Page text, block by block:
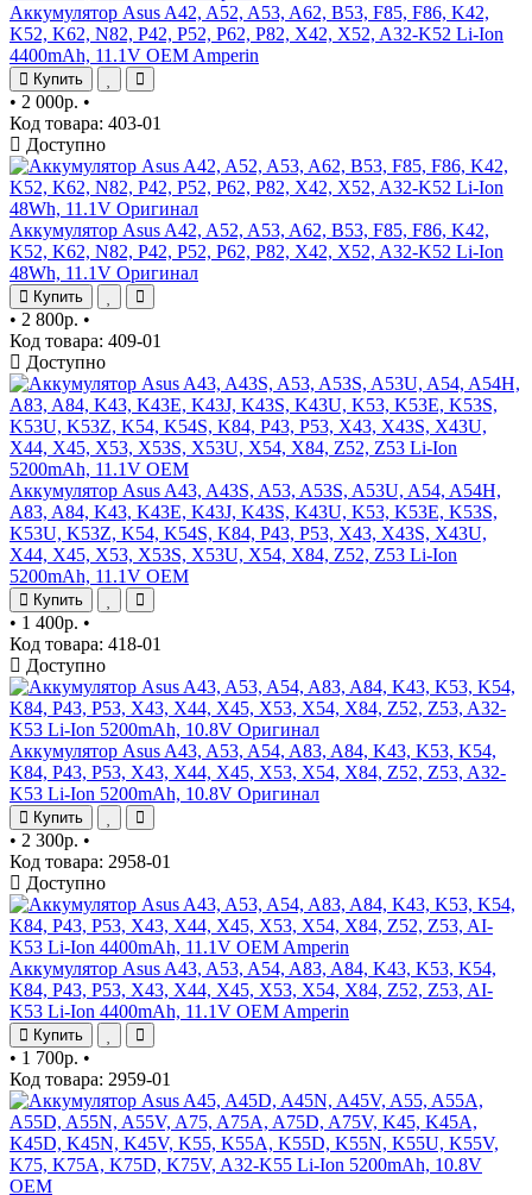
Аккумулятор Asus A42, A52, A53, A62, B53, F85, F86, K42,
K52, K62, N82, P42, P52, P62, P82, X42, X52, A32-K52 Li-Ion
4400mAh, 11.1V OEM Amperin
Купить
• 2 000р. •
Код товара: 403-01
Доступно
Аккумулятор Asus A42, A52, A53, A62, B53, F85, F86, K42,
K52, K62, N82, P42, P52, P62, P82, X42, X52, A32-K52 Li-Ion
48Wh, 11.1V Оригинал
Купить
• 2 800р. •
Код товара: 409-01
Доступно
Аккумулятор Asus A43, A43S, A53, A53S, A53U, A54, A54H,
A83, A84, K43, K43E, K43J, K43S, K43U, K53, K53E, K53S,
K53U, K53Z, K54, K54S, K84, P43, P53, X43, X43S, X43U,
X44, X45, X53, X53S, X53U, X54, X84, Z52, Z53 Li-Ion
5200mAh, 11.1V OEM
Купить
• 1 400р. •
Код товара: 418-01
Доступно
Аккумулятор Asus A43, A53, A54, A83, A84, K43, K53, K54,
K84, P43, P53, X43, X44, X45, X53, X54, X84, Z52, Z53, A32-
K53 Li-Ion 5200mAh, 10.8V Оригинал
Купить
• 2 300р. •
Код товара: 2958-01
Доступно
Аккумулятор Asus A43, A53, A54, A83, A84, K43, K53, K54,
K84, P43, P53, X43, X44, X45, X53, X54, X84, Z52, Z53, AI-
K53 Li-Ion 4400mAh, 11.1V OEM Amperin
Купить
• 1 700р. •
Код товара: 2959-01